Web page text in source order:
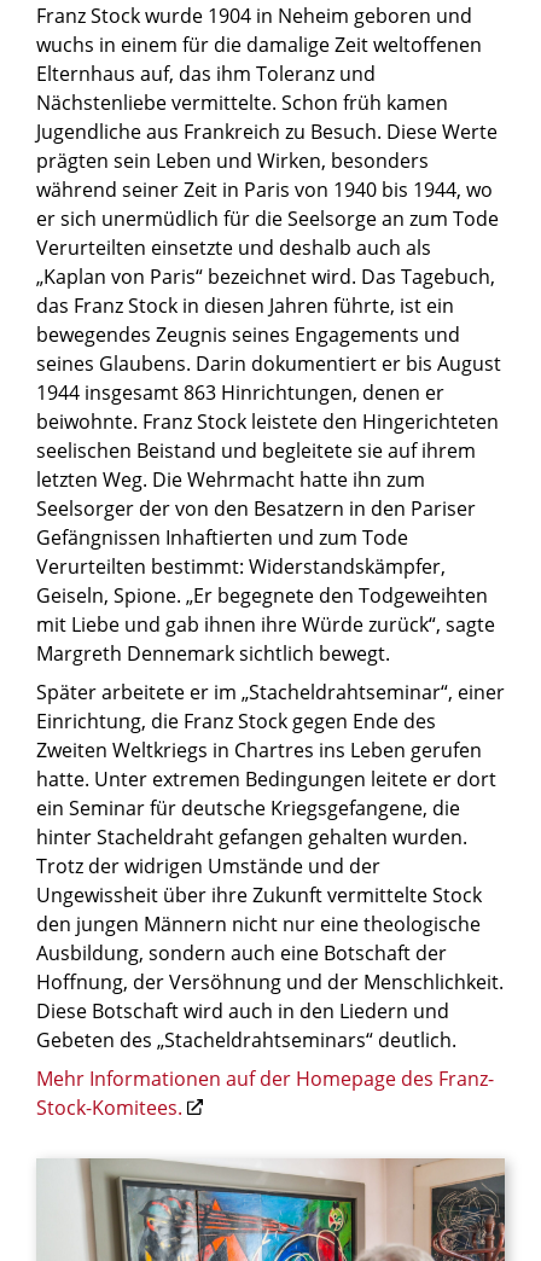
Franz Stock wurde 1904 in Neheim geboren und
wuchs in einem für die damalige Zeit weltoffenen
Elternhaus auf, das ihm Toleranz und
Nächstenliebe vermittelte. Schon früh kamen
Jugendliche aus Frankreich zu Besuch. Diese Werte
prägten sein Leben und Wirken, besonders
während seiner Zeit in Paris von 1940 bis 1944, wo
er sich unermüdlich für die Seelsorge an zum Tode
Verurteilten einsetzte und deshalb auch als
„Kaplan von Paris“ bezeichnet wird. Das Tagebuch,
das Franz Stock in diesen Jahren führte, ist ein
bewegendes Zeugnis seines Engagements und
seines Glaubens. Darin dokumentiert er bis August
1944 insgesamt 863 Hinrichtungen, denen er
beiwohnte. Franz Stock leistete den Hingerichteten
seelischen Beistand und begleitete sie auf ihrem
letzten Weg. Die Wehrmacht hatte ihn zum
Seelsorger der von den Besatzern in den Pariser
Gefängnissen Inhaftierten und zum Tode
Verurteilten bestimmt: Widerstandskämpfer,
Geiseln, Spione. „Er begegnete den Todgeweihten
mit Liebe und gab ihnen ihre Würde zurück“, sagte
Margreth Dennemark sichtlich bewegt.
Später arbeitete er im „Stacheldrahtseminar“, einer
Einrichtung, die Franz Stock gegen Ende des
Zweiten Weltkriegs in Chartres ins Leben gerufen
hatte. Unter extremen Bedingungen leitete er dort
ein Seminar für deutsche Kriegsgefangene, die
hinter Stacheldraht gefangen gehalten wurden.
Trotz der widrigen Umstände und der
Ungewissheit über ihre Zukunft vermittelte Stock
den jungen Männern nicht nur eine theologische
Ausbildung, sondern auch eine Botschaft der
Hoffnung, der Versöhnung und der Menschlichkeit.
Diese Botschaft wird auch in den Liedern und
Gebeten des „Stacheldrahtseminars“ deutlich.
Mehr Informationen auf der Homepage des Franz-
Stock-Komitees.